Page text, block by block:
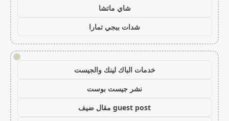
شاي ماتشا
شدات ببجي تمارا
!
خدمات الباك لينك والجيست
نشر جيست بوست
guest post مقال ضيف